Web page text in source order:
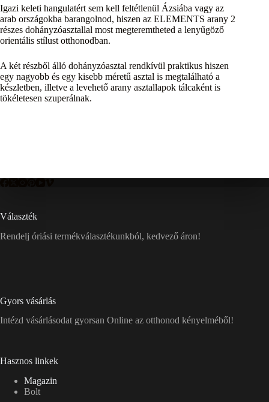
Igazi keleti hangulatért sem kell feltétlenül Ázsiába vagy az
arab országokba barangolnod, hiszen az ELEMENTS arany 2
részes dohányzóasztallal most megteremtheted a lenyűgöző
orientális stílust otthonodban.
A két részből álló dohányzóasztal rendkívül praktikus hiszen
egy nagyobb és egy kisebb méretű asztal is megtalálható a
készletben, illetve a levehető arany asztallapok tálcaként is
tökéletesen szuperálnak.
Választék
Rendelj óriási termékválasztékunkból, kedvező áron!
Gyors vásárlás
Intézd vásárlásodat gyorsan Online az otthonod kényelméből!
Hasznos linkek
Magazin
Bolt